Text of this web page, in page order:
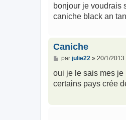
s
a
bonjour je voudrais
caniche black an
Caniche
M
s
a
par julie22» 20/1/2013
oui je le sais mes je
certains pays crée